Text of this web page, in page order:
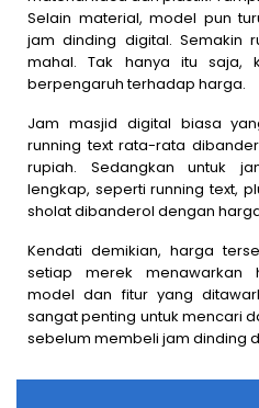
Selain material, model pun
jam dinding digital. Semakin
mahal. Tak hanya itu saja,
berpengaruh terhadap harga.
Jam masjid digital biasa
running text rata-rata
rupiah. Sedangkan untuk
lengkap, seperti running text,
sholat dibanderol dengan
Kendati demikian, harga
setiap merek menawarkan
model dan fitur yang
sangat penting untuk mencari
sebelum membeli jam dinding